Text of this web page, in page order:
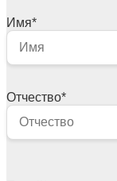
Имя*
Отчество*